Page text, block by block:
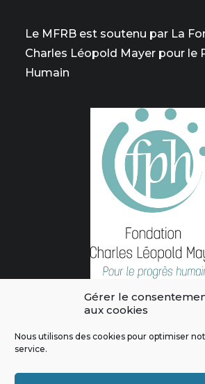
Gérer le
aux cookies
Nous utilisons des cookies pour optimiser
service.
Le MFRB est soutenu par La
Charles Léopold Mayer pour le
Humain
L'intégralité des contenus de ce site sont